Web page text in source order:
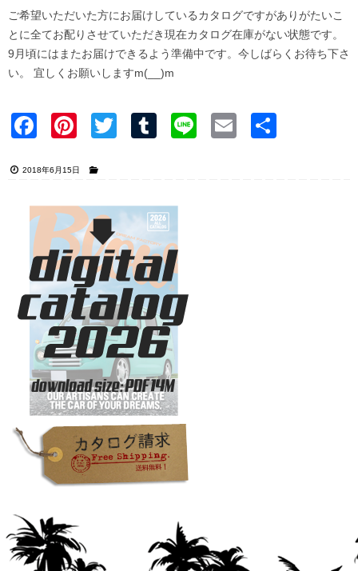
ご希望いただいた方にお届けしているカタログですがありがたいこ
とに全てお配りさせていただき現在カタログ在庫がない状態です。
9月頃にはまたお届けできるよう準備中です。今しばらくお待ち下さ
い。 宜しくお願いしますm(__)m
Faceb Pinter Twitter Tumblr Line Email
2018年6月15日